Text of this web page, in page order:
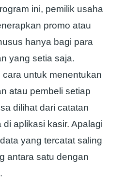
ini, pemilik usaha
promo atau
hanya bagi para
yang setia saja.
cara untuk menentukan
atau pembeli setiap
dilihat dari catatan
di aplikasi kasir. Apalagi
yang tercatat saling
antara satu dengan